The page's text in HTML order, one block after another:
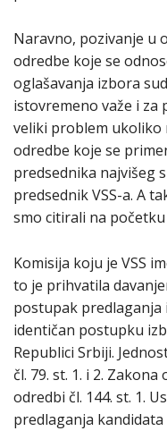
Naravno, pozivanje u
odredbe koje se
oglašavanja izbora
istovremeno važe i za
veliki problem ukoliko
odredbe koje se
predsednika najvišeg
predsednik VSS-a. A
smo citirali na
Komisija koju je VSS
to je prihvatila
postupak predlaganja
identičan postupku
Republici Srbiji.
čl. 79. st. 1. i 2.
odredbi čl. 144. st. 1.
predlaganja